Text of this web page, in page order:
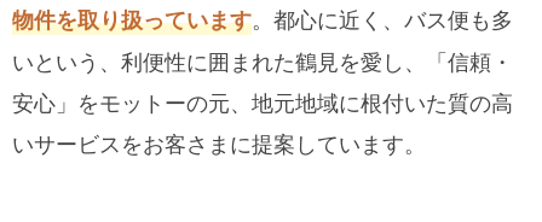
物件を取り扱っています。都心に近く、バス便も多
いという、利便性に囲まれた鶴見を愛し、「信頼・
安心」をモットーの元、地元地域に根付いた質の高
いサービスをお客さまに提案しています。